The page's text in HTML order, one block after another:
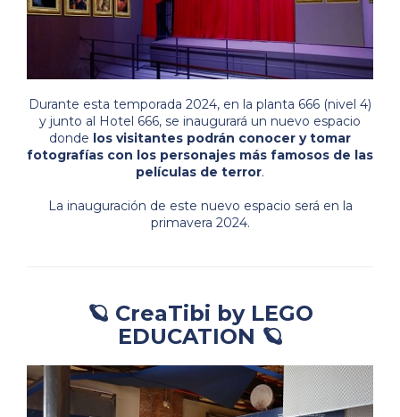
Durante esta temporada 2024, en la planta 666 (nivel 4)
y junto al Hotel 666, se inaugurará un nuevo espacio
donde los visitantes podrán conocer y tomar
fotografías con los personajes más famosos de las
películas de terror.
La inauguración de este nuevo espacio será en la
primavera 2024.
🪐 CreaTibi by LEGO
EDUCATION 🪐